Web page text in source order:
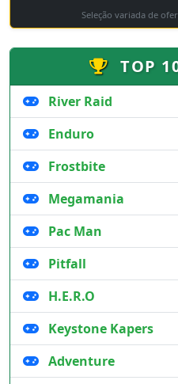
Seleção variada de
TOP
River Raid
Enduro
Frostbite
Megamania
Pac Man
Pitfall
H.E.R.O
Keystone Kapers
Adventure